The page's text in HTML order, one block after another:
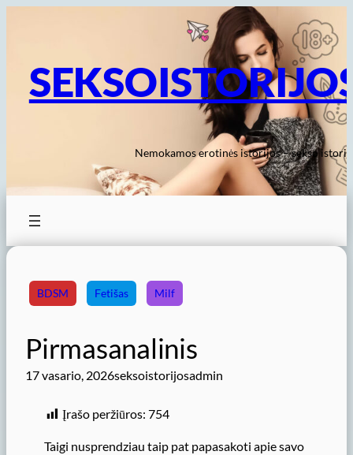
Nemokamos erotinės istorijos – sekso
BDSM Fetišas Milf
Pirmasanalinis
17 vasario, 2026seksoistorijosadmin
Įrašo peržiūros: 754
Taigi nusprendziau taip pat papasakoti apie savo